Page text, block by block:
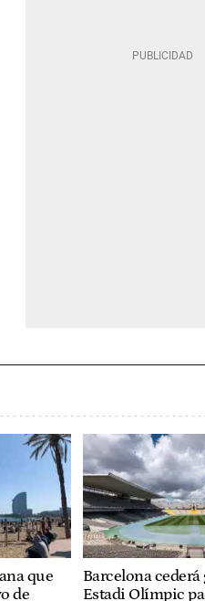
que
de
Barcelona cederá
Estadi Olímpic